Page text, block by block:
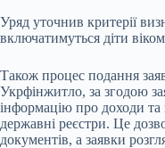
Уряд уточнив критерії
включатимуться діти віком
Також процес подання
Укрфінжитло, за згодою
інформацію про доходи та
державні реєстри. Це
документів, а заявки